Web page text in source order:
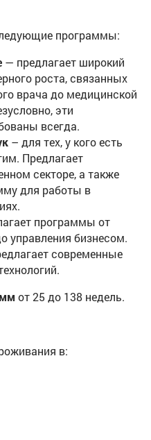
программы:
— предлагает широкий
роста, связанных
врача до медицинской
эти
всегда.
– для тех, у кого есть
Предлагает
секторе, а также
для работы в
программы от
управления бизнесом.
современные
от 25 до 138 недель.
в: